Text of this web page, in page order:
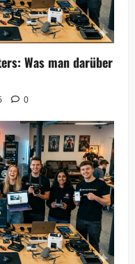
Was man darüber
0